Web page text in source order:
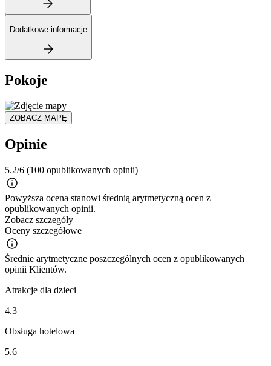
Dodatkowe informacje
Pokoje
ZOBACZ MAPĘ
Opinie
5.2/6 (100 opublikowanych opinii)
Powyższa ocena stanowi średnią arytmetyczną ocen z
opublikowanych opinii.
Zobacz szczegóły
Oceny szczegółowe
Średnie arytmetyczne poszczególnych ocen z opublikowanych
opinii Klientów.
Atrakcje dla dzieci
4.3
Obsługa hotelowa
5.6